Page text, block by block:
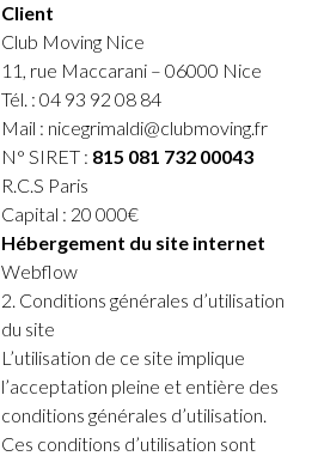
Client
Club Moving Nice
11, rue Maccarani – 06000 Nice
Tél. : 04 93 92 08 84
Mail : nicegrimaldi@clubmoving.fr
N° SIRET : 815 081 732 00043
R.C.S Paris
Capital : 20 000€
Hébergement du site internet
Webflow
2. Conditions générales d’utilisation
du site
L’utilisation de ce site implique
l’acceptation pleine et entière des
conditions générales d’utilisation.
Ces conditions d’utilisation sont